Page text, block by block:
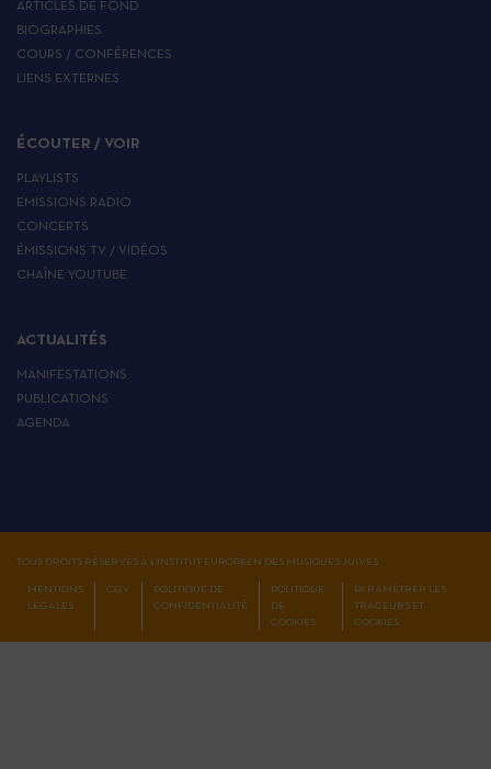
ARTICLES DE FOND
BIOGRAPHIES
COURS / CONFÉRENCES
LIENS EXTERNES
ÉCOUTER / VOIR
PLAYLISTS
EMISSIONS RADIO
CONCERTS
ÉMISSIONS TV / VIDÉOS
CHAÎNE YOUTUBE
ACTUALITÉS
MANIFESTATIONS
PUBLICATIONS
AGENDA
TOUS DROITS RÉSERVÉS À L'INSTITUT EUROPÉEN DES MUSIQUES JUIVES
MENTIONS
LÉGALES
CGV
POLITIQUE DE
CONFIDENTIALITÉ
POLITIQUE
DE
COOKIES
PARAMÉTRER LES
TRACEURS ET
COOKIES